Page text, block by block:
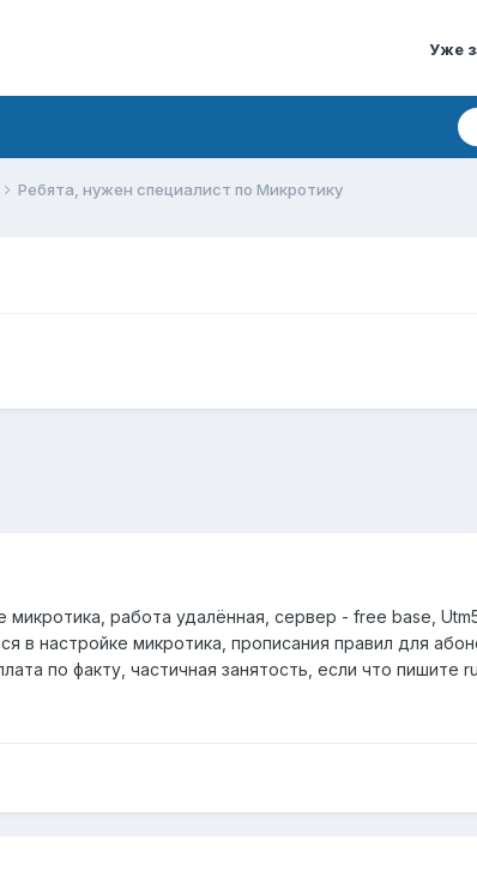
Уже
Ребята, нужен специалист по Микротику
работа удалённая, сервер - free base,
в настройке микротика, прописания правил для
по факту, частичная занятость, если что пишите